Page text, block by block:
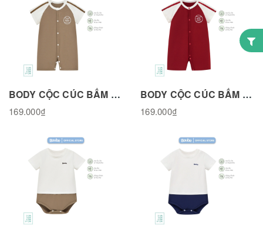
BODY CỘC CÚC BẤM THẲNG MÀU NÂU TAY RAPLANG TRẮNG,VẢI SỢI TRE BAMBOO BL301125BR
169.000₫
BODY CỘC CÚC BẤM THẲNG MÀU ĐỎ TAY RAPLANG TRẮNG, VẢI SỢI TRE BAMBOO BL301125RED
169.000₫